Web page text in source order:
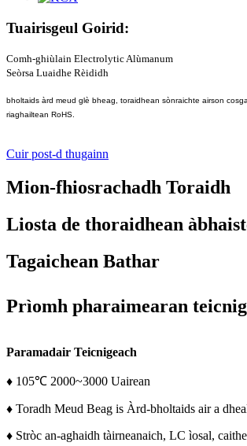
Tuairisgeul Goirid:
Comh-ghiùlain Electrolytic Alùmanum
Seòrsa Luaidhe Rèididh
bholtaids àrd meud glè bheag, toraidhean sònraichte airson
riaghailtean RoHS.
Cuir post-d thugainn
Mion-fhiosrachadh Toraidh
Liosta de thoraidhean
Tagaichean Bathar
Prìomh pharaimearan
Paramadair Teicnigeach
♦ 105℃ 2000~3000 Uairean
♦ Toradh Meud Beag is Àrd-bholtaids air a
♦ Stròc an-aghaidh tàirneanaich, LC ìosal,